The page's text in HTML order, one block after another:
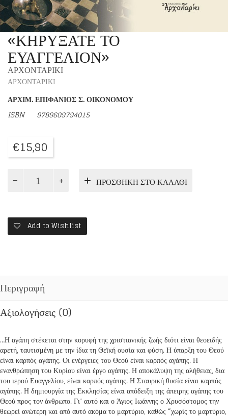
«ΚΗΡΥΞΑΤΕ ΤΟ
ΕΥΑΓΓΕΛΙΟΝ»
ΑΡΧΟΝΤΑΡΙΚΙ
ΑΡΧΟΝΤΑΡΙΚΙ
ΑΡΧΙΜ. ΕΠΙΦΑΝΙΟΣ Σ. ΟΙΚΟΝΟΜΟΥ
ISBN
9789609794015
€15,90
ΤΟ
ΠΡΟΣΘΉΚΗ ΣΤΟ ΚΑΛΆΘΙ
Add to Wishlist
Περιγραφή
Αξιολογήσεις (0)
…Η αγάπη στέκεται στην κορυφή της χριστιανικής ζωής διότι είναι θεοειδής
αρετή, ταυτισμένη με την ίδια τη Θεϊκή ουσία και φύση. Η ύπαρξη του Θεού
είναι καρπός αγάπης. Οι ενέργειες του Θεού είναι καρπός αγάπης. Η
ενανθρώπηση του Κυρίου είναι έργο αγάπης. Η αποκάλυψη της αλήθειας, δια
του ιερού Ευαγγελίου, είναι καρπός αγάπης. Η Σταυρική θυσία είναι καρπός
αγάπης. Η δημιουργία της Εκκλησίας είναι απόδειξη της άπειρης αγάπης του
Θεού προς τον άνθρωπο. Γι’ αυτό και ο Άγιος Ιωάννης ο Χρυσόστομος την
θεωρεί ανώτερη και από αυτό ακόμα το μαρτύριο, καθώς “χωρίς το μαρτύριο,